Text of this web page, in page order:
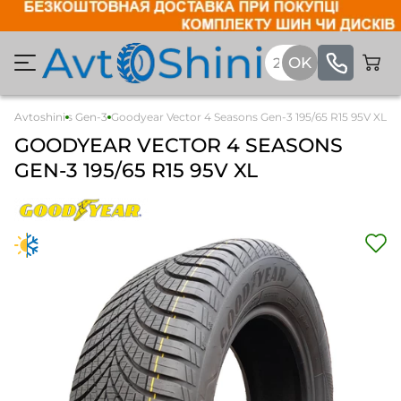
Avtoshini
4 Seasons Gen-3 Goodyear Vector 4 Seasons Gen-3 195/65 R15 95V XL
GOODYEAR VECTOR 4 SEASONS
GEN-3 195/65 R15 95V XL